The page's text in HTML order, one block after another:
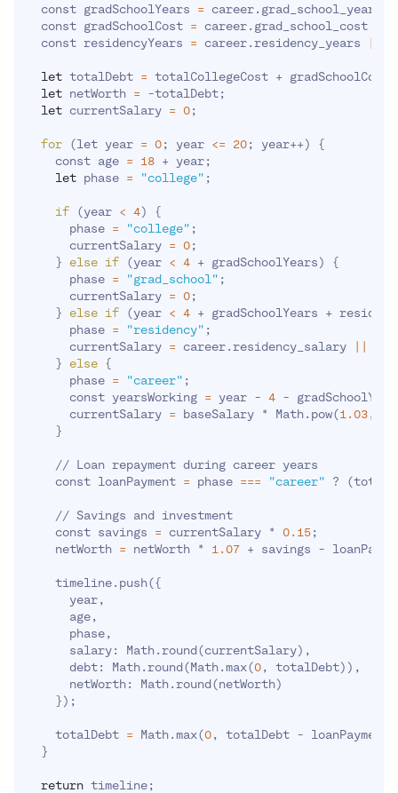
  const gradSchoolYears
= career.grad_school_years
  const gradSchoolCost
= career.grad_school_cost
  const residencyYears
= career.residency_years
let totalDebt = totalCollegeCost + gradSchoolCost
let netWorth = -totalDebt;
let currentSalary = 0;
for (let year = 0; year <= 20; year++)
{
    const age
= 18 + year;
let phase = "college" ;
if (year < 4)
{
      phase
= "college" ;
      currentSalary
= 0;
} else if (year < 4 + gradSchoolYears)
{
      phase
= "grad_school" ;
      currentSalary
= 0;
} else if (year < 4 + gradSchoolYears +
      phase
= "residency" ;
      currentSalary
= career.residency_salary ||
} else {
      phase
= "career" ;
      const yearsWorking
= year - 4 -
      currentSalary
= baseSalary * Math.pow(1.03,
}
    // Loan repayment during career years
    const loanPayment
= phase === "career" ? (
    // Savings and investment
    const savings
= currentSalary * 0.15;
    netWorth
= netWorth * 1.07 + savings -
    timeline.push
({
      year,
      age,
      phase,
      salary: Math.round
(currentSalary) ,
      debt: Math.round
(Math.max(0, totalDebt)) ,
      netWorth: Math.round
(netWorth)
}) ;
    totalDebt
= Math.max(0, totalDebt - loanPayment
}
return timeline;